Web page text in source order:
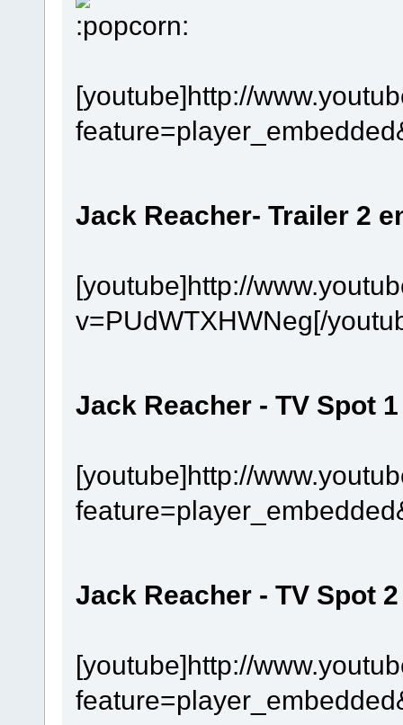
[youtube]http://
Jack Reacher- Trailer 2
[youtube]http://
v=PUdWTXHWNeg[/
Jack Reacher - TV Spot
[youtube]http://
Jack Reacher - TV Spot
[youtube]http://